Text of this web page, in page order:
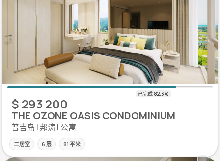
$ 293 200
THE OZONE OASIS CONDOMINIUM
普吉岛 | 邦涛 | 公寓
二居室 6 层 81 平米